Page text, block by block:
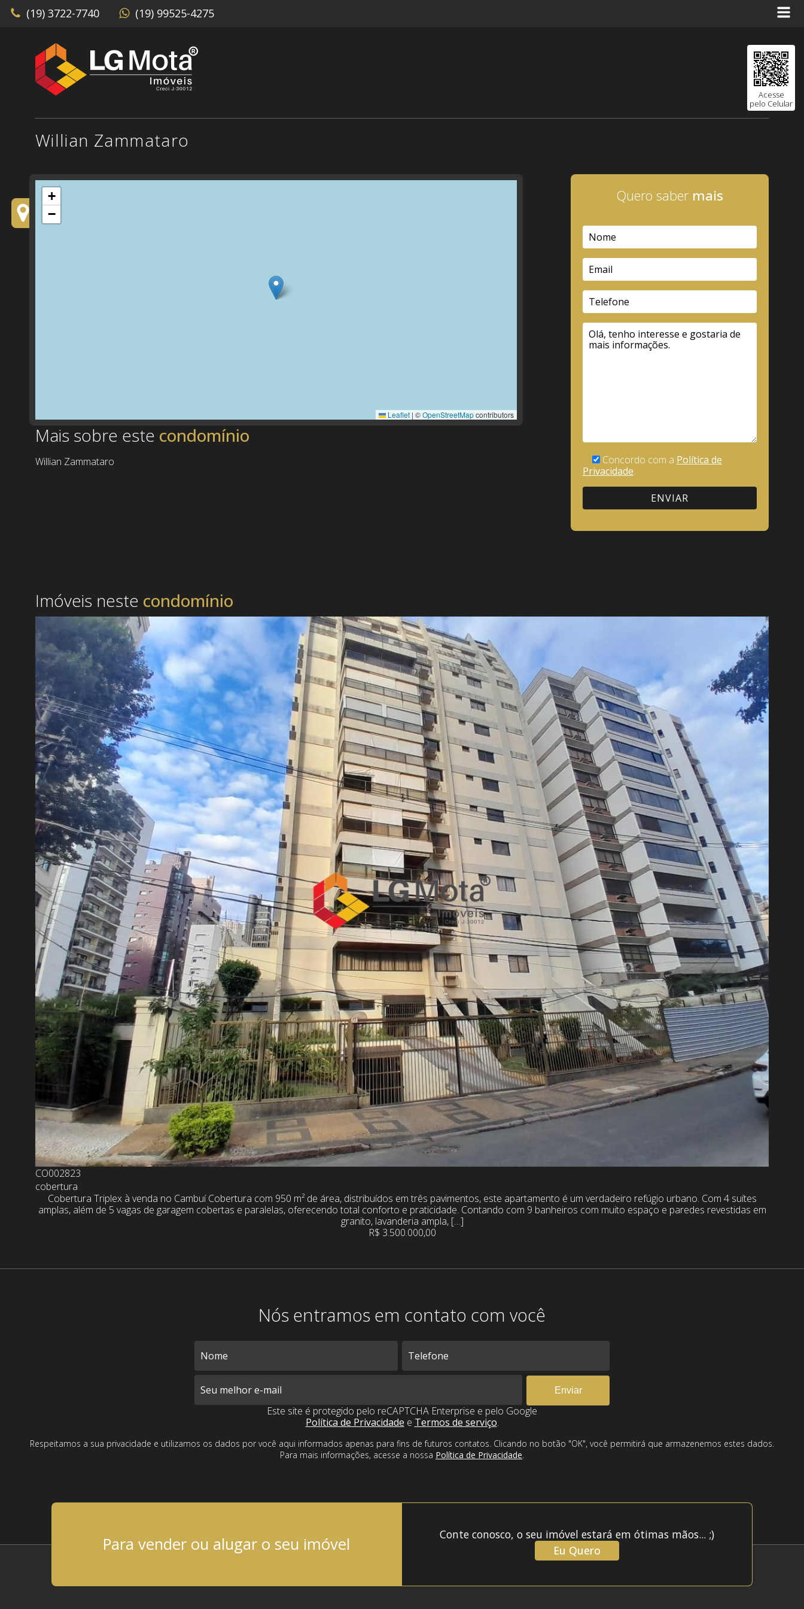
(19) 3722-7740 (19) 99525-4275
Acesse
pelo Celular
Willian Zammataro
+
−
Leaflet | ©OpenStreetMapcontributors
Mais sobre este
Willian Zammataro
Quero saber
Concordo com a Política de
Privacidade.
Imóveis neste
CO002823
cobertura
Cobertura Triplex à venda no Cambuí Cobertura com 950 m² de área, distribuídos em três pavimentos, este apartamento é um verdadeiro refúgio urbano. Com 4 suítes
amplas, além de 5 vagas de garagem cobertas e paralelas, oferecendo total conforto e praticidade. Contando com 9 banheiros com muito espaço e paredes revestidas em
granito, lavanderia ampla, […]
R$ 3.500.000,00
Nós entramos em contato com você
Este site é protegido pelo reCAPTCHA Enterprise e pelo Google
Política de Privacidade e Termos de serviço.
Respeitamos a sua privacidade e utilizamos os dados por você aqui informados apenas para fins de futuros contatos. Clicando no botão "OK", você permitirá que armazenemos estes dados.
Para mais informações, acesse a nossa Política de Privacidade.
Para vender ou alugar o seu imóvel
Conte conosco, o seu imóvel estará em ótimas mãos... ;)
Eu Quero